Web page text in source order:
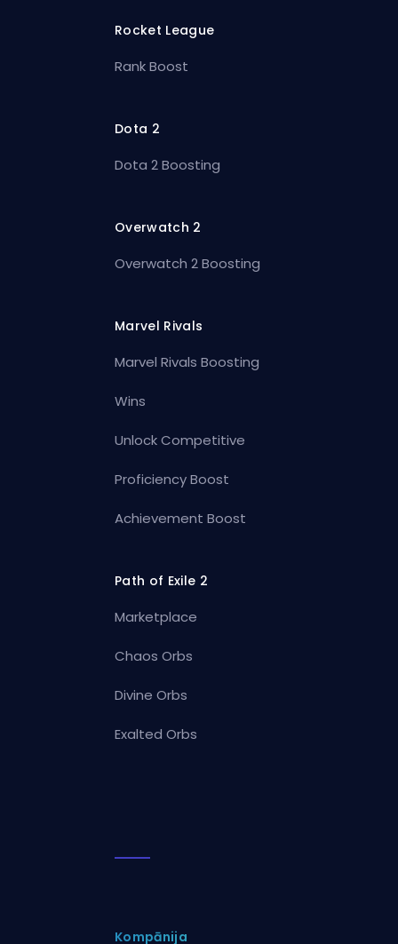
Rocket League
Rank Boost
Dota 2
Dota 2 Boosting
Overwatch 2
Overwatch 2 Boosting
Marvel Rivals
Marvel Rivals Boosting
Wins
Unlock Competitive
Proficiency Boost
Achievement Boost
Path of Exile 2
Marketplace
Chaos Orbs
Divine Orbs
Exalted Orbs
Kompānija